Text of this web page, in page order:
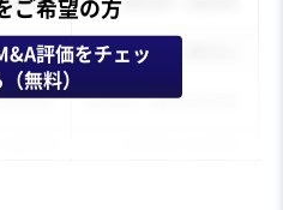
ご希望の方
評価をチェッ
無料）